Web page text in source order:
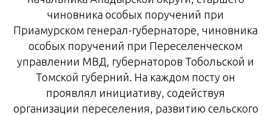
чиновника особых поручений при
Приамурском генерал-губернаторе, чиновника
особых поручений при Переселенческом
управлении МВД, губернаторов Тобольской и
Томской губерний. На каждом посту он
проявлял инициативу, содействуя
организации переселения, развитию сельского